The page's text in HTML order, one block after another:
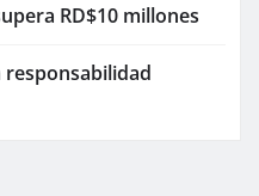
RD$10 millones
responsabilidad